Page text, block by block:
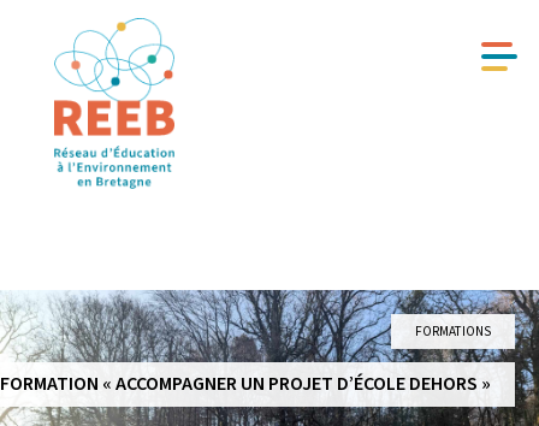
FORMATIONS
FORMATION « ACCOMPAGNER UN PROJET D’ÉCOLE DEHORS »